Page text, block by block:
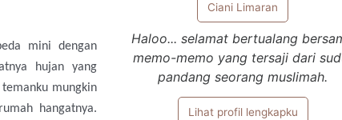
mini dengan
hujan yang
mungkin
hangatnya.
Ciani Limaran
Haloo... selamat bertualang
memo-memo yang tersaji dari
pandang seorang muslimah.
Lihat profil lengkapku